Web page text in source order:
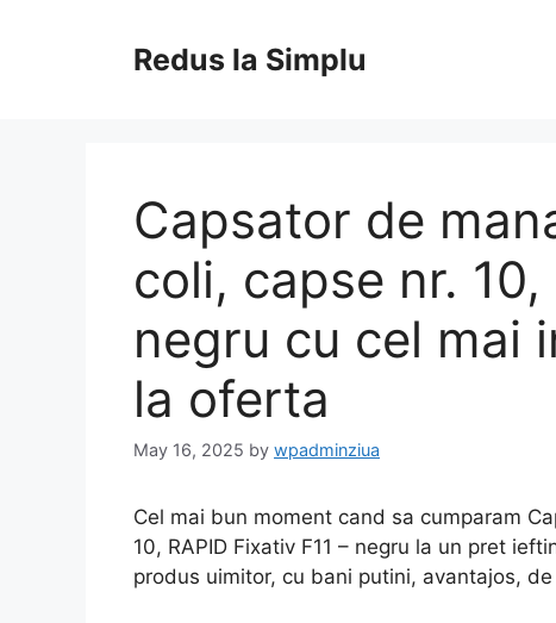
Redus la Simplu
Capsator de
coli, capse nr. 10,
negru cu cel mai
la oferta
May 16, 2025 by wpadminziua
Cel mai bun moment cand sa cumparam
10, RAPID Fixativ F11 – negru la un pret
produs uimitor, cu bani putini, avantajos,